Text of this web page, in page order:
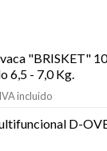
"BRISKET"
6,5 - 7,0 Kg.
IVA incluido
D-